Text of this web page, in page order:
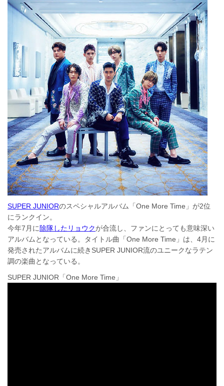
SUPER JUNIORのスペシャルアルバム「One More Time」が2位
にランクイン。
今年7月に除隊したリョウクが合流し、ファンにとっても意味深い
アルバムとなっている。タイトル曲「One More Time」は、4月に
発売されたアルバムに続きSUPER JUNIOR流のユニークなラテン
調の楽曲となっている。
SUPER JUNIOR「One More Time」